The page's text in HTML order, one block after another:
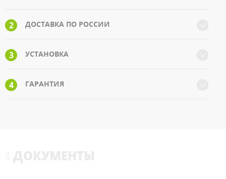
2 ДОСТАВКА ПО РОССИИ
3 УСТАНОВКА
4 ГАРАНТИЯ